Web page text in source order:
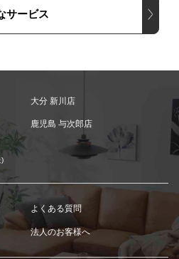
サービス
大分 新川店
鹿児島 与次郎店
)
よくある質問
法人のお客様へ